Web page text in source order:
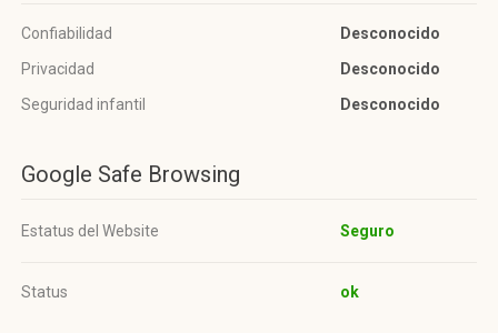
Confiabilidad
Desconocido
Privacidad
Desconocido
Seguridad infantil
Desconocido
Google Safe Browsing
Estatus del Website Seguro
Status ok